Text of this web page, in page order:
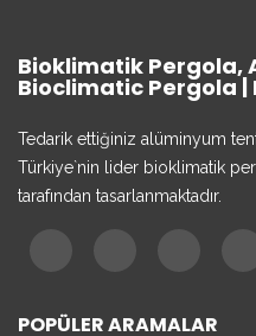
Bioklimatik Pergola,
Bioclimatic Pergola |
Tedarik ettiğiniz alüminyum
Türkiye`nin lider bioklimatik
tarafından tasarlanmaktadır.
POPÜLER ARAMALAR